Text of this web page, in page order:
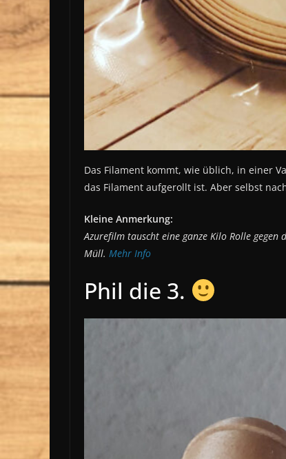
Das Filament kommt, wie üblich, in einer
das Filament aufgerollt ist. Aber selbst
Kleine Anmerkung:
Azurefilm tauscht eine ganze Kilo Rolle
Müll. Mehr Info
Phil die 3.